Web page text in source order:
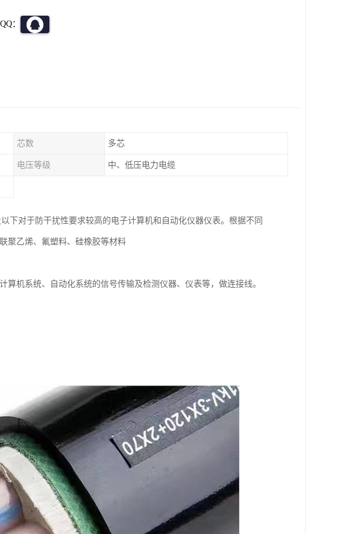
：
芯数 多芯
电压等级 中、低压电力电缆
下对于防干扰性要求较高的电子计算机和自动化仪器仪表。根据不同
聚乙烯、氟塑料、硅橡胶等材料
机系统、自动化系统的信号传输及检测仪器、仪表等，做连接线。